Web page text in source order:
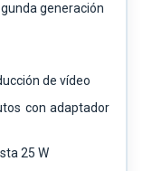
generación
de vídeo
con adaptador
25 W